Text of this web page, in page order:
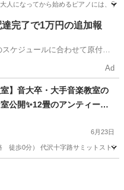
人になってから始めるピアノには、
大人
完了で1万円の追加報
ケジュールに合わせて原付や
Ad
室】音大卒・大手音楽教室の
公開✨12畳のアンティーク
6月23日
路 徒歩0分） 代沢十字路サミットス